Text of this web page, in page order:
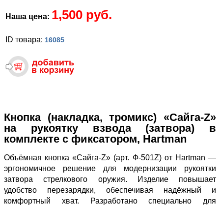
Наша цена: 1,500 руб.
ID товара: 16085
Кнопка (накладка, тромикс) «Сайга‑Z»
на рукоятку взвода (затвора) в
комплекте с фиксатором, Hartman
Объёмная кнопка «Сайга‑Z» (арт. Ф‑501Z) от Hartman —
эргономичное решение для модернизации рукоятки
затвора стрелкового оружия. Изделие повышает
удобство перезарядки, обеспечивая надёжный и
комфортный хват. Разработано специально для